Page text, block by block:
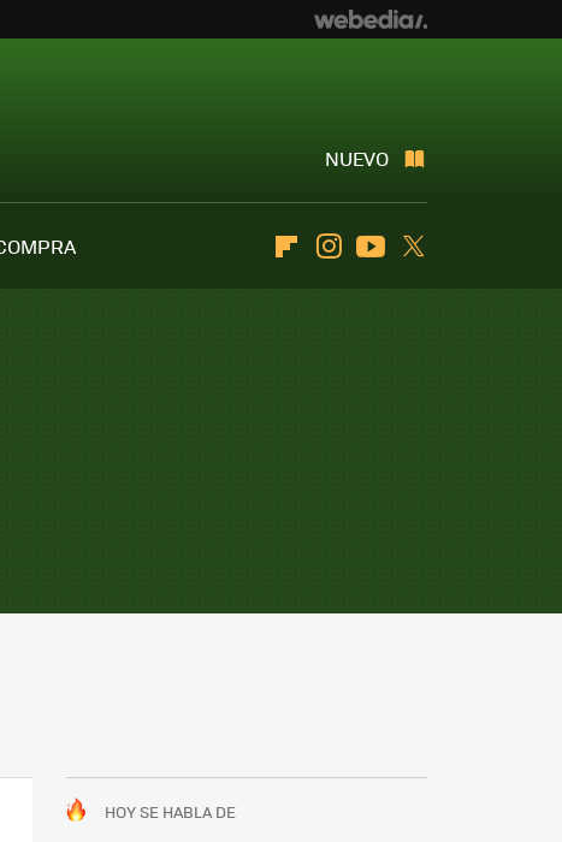
NUEVO
FlipboardInstagramYoutube
HOY SE HABLA DE